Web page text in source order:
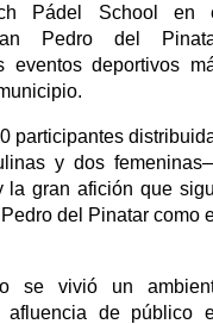
Pádel School en
Pedro del
eventos deportivos
participantes
y dos
la gran afición que
del Pinatar como
se vivió un
afluencia de público